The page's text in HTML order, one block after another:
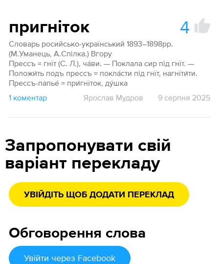
пригніток 4
Словарь росийсько-український 1893–1898рр.
(М.Уманець, А.Спілка.) Вгору
Прессъ = гнїт (С. Л.), ча́ви. — Поклала сир під гнїт. —
Положи́ть подъ прессъ = покла́сти під гнїт, нагнїти́ти.
Прессъ-папье́ = при́гнїток, ду́шка
1 коментар
Ярослав Мудров 9 серпня 2025
Запропонувати свій
варіант перекладу
УВІЙДІТЬ ЩОБ ДОДАТИ ПЕРЕКЛАД
Обговорення слова
Увійти через Facebook